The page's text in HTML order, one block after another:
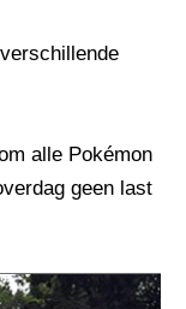
alle Pokémon
geen last